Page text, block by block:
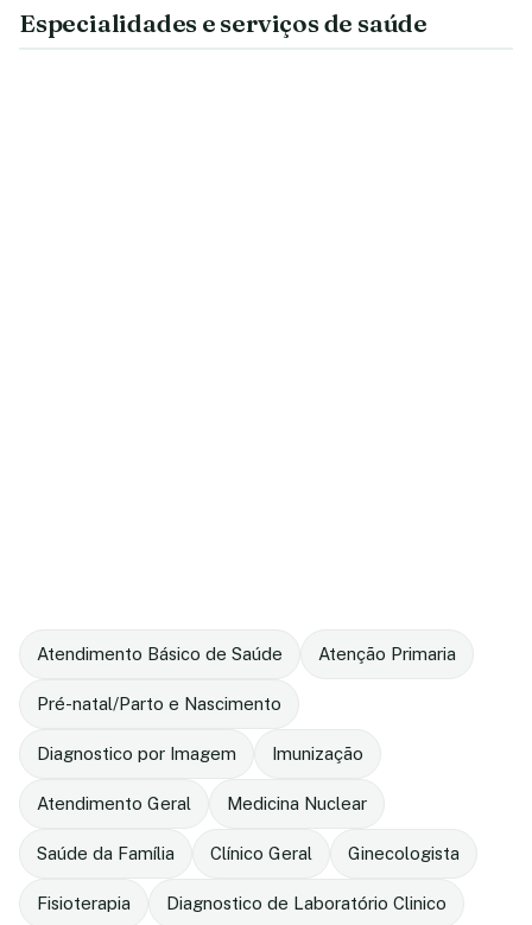
Especialidades e serviços de saúde
Atendimento Básico de Saúde Atenção Primaria
Pré-natal/Parto e Nascimento
Diagnostico por Imagem Imunização
Atendimento Geral Medicina Nuclear
Saúde da Família Clínico Geral Ginecologista
Fisioterapia Diagnostico de Laboratório Clinico